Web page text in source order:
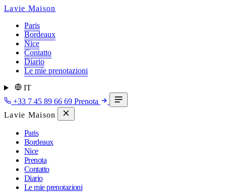
Lavie Maison
Paris
Bordeaux
Nice
Contatto
Diario
Le mie prenotazioni
IT
+33 7 45 89 66 69 Prenota
Lavie Maison
Paris
Bordeaux
Nice
Prenota
Contatto
Diario
Le mie prenotazioni